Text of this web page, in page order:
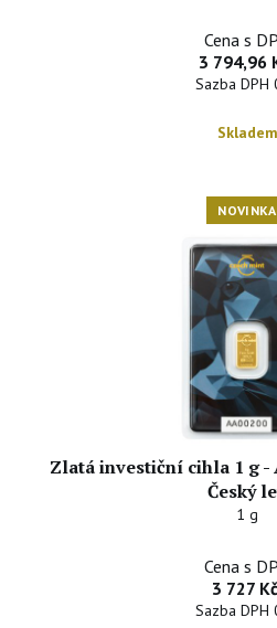
Cena s
3 794,96
Sazba DPH
Skladem
NOVINKA
Zlatá investiční cihla 1 g -
Český
1 g
Cena s
3 727 Kč
Sazba DPH